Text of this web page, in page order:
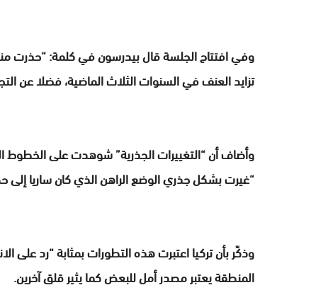
وفي افتتاح الجلسة قال بيدرسون في كلمة: “حذرت
تزايد العنف في السنوات الثلاث الماضية، فضلا عن
وأضاف أن “التغييرات الجذرية” شوهدت على الخطوط
“غيرت بشكل جذري الوضع الراهن الذي كان ساريا إلى حد كبير
وذكّر بأن تركيا اعتبرت هذه التطورات بمثابة “رد على
المنطقة يعتبر مصدر أمل للبعض كما يثير قلق آخرين.